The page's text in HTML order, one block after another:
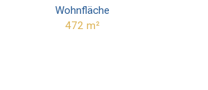
Wohnfläche
472m²